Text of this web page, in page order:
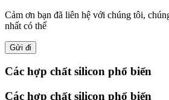
Cảm ơn bạn đã liên hệ với chúng tôi,
nhất có thể
Gửi đi
Các hợp chất silicon phổ biến
Các hợp chất silicon phổ biến